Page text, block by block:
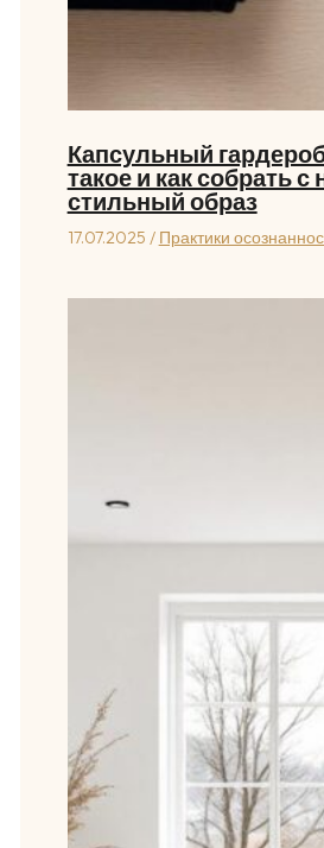
Капсульный
такое и как собрать с
стильный образ
17.07.2025 / Практики